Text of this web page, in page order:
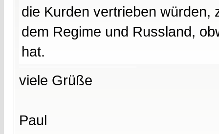
die Kurden vertrieben würden,
dem Regime und Russland,
hat.
viele Grüße
Paul